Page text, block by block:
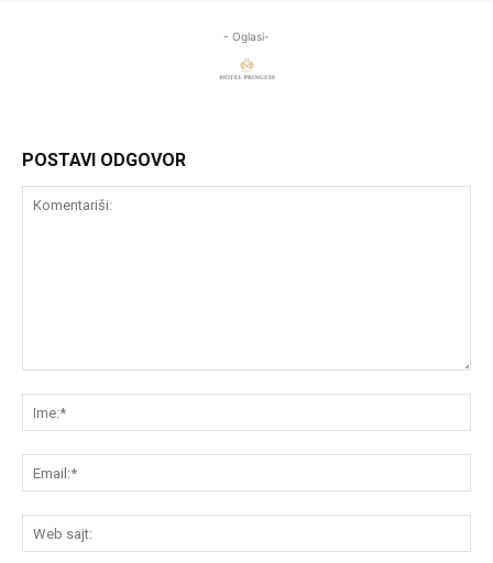
- Oglasi-
POSTAVI ODGOVOR